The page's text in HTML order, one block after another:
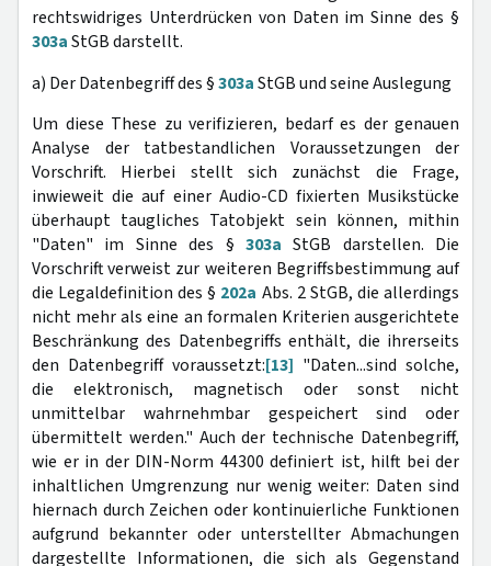
rechtswidriges Unterdrücken von Daten im Sinne des §
303aStGB darstellt.
a) Der Datenbegriff des §303aStGB und seine Auslegung
Um diese These zu verifizieren, bedarf es der genauen
Analyse der tatbestandlichen Voraussetzungen der
Vorschrift. Hierbei stellt sich zunächst die Frage,
inwieweit die auf einer Audio-CD fixierten Musikstücke
überhaupt taugliches Tatobjekt sein können, mithin
"Daten" im Sinne des § 303a StGB darstellen. Die
Vorschrift verweist zur weiteren Begriffsbestimmung auf
die Legaldefinition des § 202a Abs. 2 StGB, die allerdings
nicht mehr als eine an formalen Kriterien ausgerichtete
Beschränkung des Datenbegriffs enthält, die ihrerseits
den Datenbegriff voraussetzt:[13] "Daten...sind solche,
die elektronisch, magnetisch oder sonst nicht
unmittelbar wahrnehmbar gespeichert sind oder
übermittelt werden." Auch der technische Datenbegriff,
wie er in der DIN-Norm 44300 definiert ist, hilft bei der
inhaltlichen Umgrenzung nur wenig weiter: Daten sind
hiernach durch Zeichen oder kontinuierliche Funktionen
aufgrund bekannter oder unterstellter Abmachungen
dargestellte Informationen, die sich als Gegenstand